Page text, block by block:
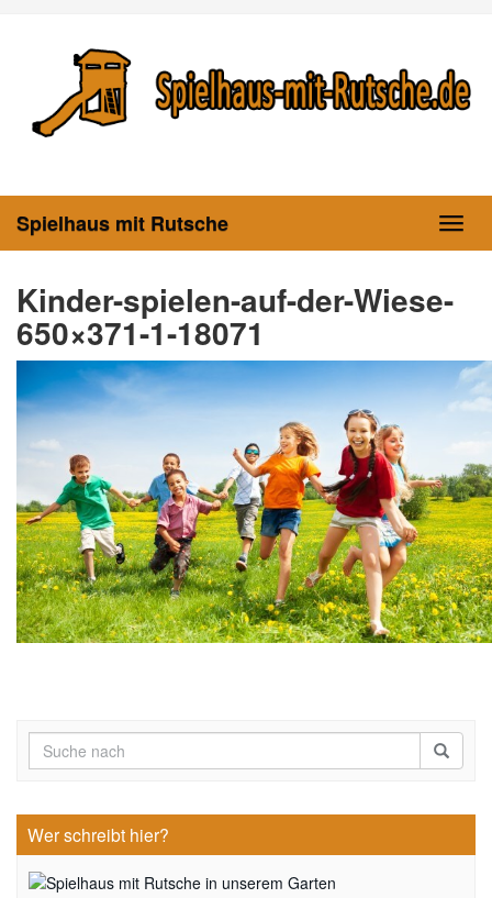
Spielhaus mit Rutsche
Kinder-spielen-auf-der-Wiese-
650×371-1-18071
Wer schreibt hier?